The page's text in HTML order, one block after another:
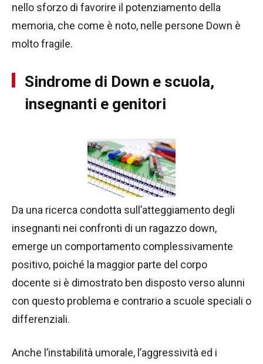
nello sforzo di favorire il potenziamento della
memoria, che come è noto, nelle persone Down è
molto fragile.
Sindrome di Down e scuola,
insegnanti e genitori
Da una ricerca condotta sull’atteggiamento degli
insegnanti nei confronti di un ragazzo down,
emerge un comportamento complessivamente
positivo, poiché la maggior parte del corpo
docente si è dimostrato ben disposto verso alunni
con questo problema e contrario a scuole speciali o
differenziali.
Anche l’instabilità umorale, l’aggressività ed i